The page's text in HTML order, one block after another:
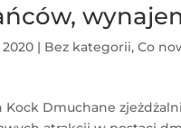
2020 | Bez kategorii,Co
Dmuchane